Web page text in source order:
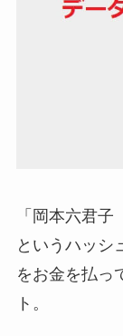
「岡本六君
というハッシ
をお金を払
ト。